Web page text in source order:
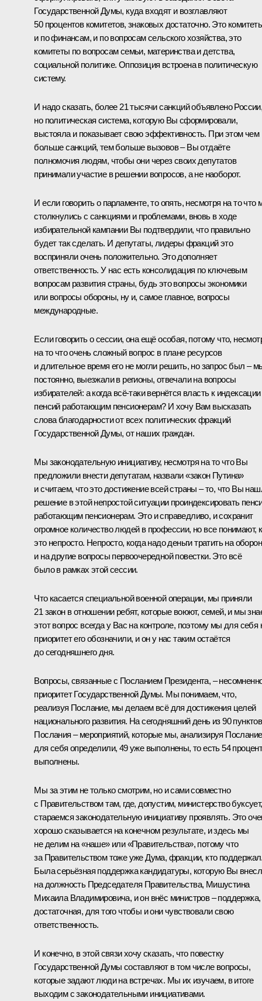
Государственной Думы, куда входят и возглавляют
50 процентов комитетов, знаковых достаточно. Это
и по финансам, и по вопросам сельского хозяйства, это
комитеты по вопросам семьи, материнства и детства,
социальной политике. Оппозиция встроена в политическую
систему.
И надо сказать, более 21 тысячи санкций объявлено
но политическая система, которую Вы сформировали,
выстояла и показывает свою эффективность. При этом чем
больше санкций, тем больше вызовов – Вы отдаёте
полномочия людям, чтобы они через своих депутатов
принимали участие в решении вопросов, а не наоборот.
И если говорить о парламенте, то опять, несмотря на то что
столкнулись с санкциями и проблемами, вновь в ходе
избирательной кампании Вы подтвердили, что правильно
будет так сделать. И депутаты, лидеры фракций это
восприняли очень положительно. Это дополняет
ответственность. У нас есть консолидация по ключевым
вопросам развития страны, будь это вопросы экономики
или вопросы обороны, ну и, самое главное, вопросы
международные.
Если говорить о сессии, она ещё особая, потому что,
на то что очень сложный вопрос в плане ресурсов
и длительное время его не могли решить, но запрос был –
постоянно, выезжали в регионы, отвечали на вопросы
избирателей: а когда всё-таки вернётся власть к индексации
пенсий работающим пенсионерам? И хочу Вам высказать
слова благодарности от всех политических фракций
Государственной Думы, от наших граждан.
Мы законодательную инициативу, несмотря на то что Вы
предложили внести депутатам, назвали «закон Путина»
и считаем, что это достижение всей страны – то, что Вы
решение в этой непростой ситуации проиндексировать
работающим пенсионерам. Это и справедливо, и сохранит
огромное количество людей в профессии, но все понимают,
это непросто. Непросто, когда надо деньги тратить на
и на другие вопросы первоочередной повестки. Это всё
было в рамках этой сессии.
Что касается специальной военной операции, мы приняли
21 закон в отношении ребят, которые воюют, семей, и мы
этот вопрос всегда у Вас на контроле, поэтому мы для себя
приоритет его обозначили, и он у нас таким остаётся
до сегодняшнего дня.
Вопросы, связанные с Посланием Президента, –
приоритет Государственной Думы. Мы понимаем, что,
реализуя Послание, мы делаем всё для достижения целей
национального развития. На сегодняшний день из 90 пунктов
Послания – мероприятий, которые мы, анализируя
для себя определили, 49 уже выполнены, то есть 54
выполнены.
Мы за этим не только смотрим, но и сами совместно
с Правительством там, где, допустим, министерство буксует,
стараемся законодательную инициативу проявлять. Это
хорошо сказывается на конечном результате, и здесь мы
не делим на «наше» или «Правительства», потому что
за Правительством тоже уже Дума, фракции, кто
Была серьёзная поддержка кандидатуры, которую Вы
на должность Председателя Правительства, Мишустина
Михаила Владимировича, и он внёс министров – поддержка,
достаточная, для того чтобы и они чувствовали свою
ответственность.
И конечно, в этой связи хочу сказать, что повестку
Государственной Думы составляют в том числе вопросы,
которые задают люди на встречах. Мы их изучаем, в итоге
выходим с законодательными инициативами.